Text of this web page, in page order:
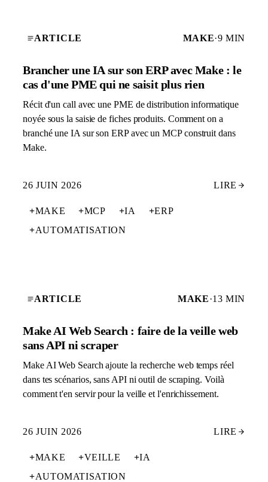
ARTICLE MAKE·9 MIN
Brancher une IA sur son ERP avec Make : le
cas d'une PME qui ne saisit plus rien
Récit d'un call avec une PME de distribution informatique
noyée sous la saisie de fiches produits. Comment on a
branché une IA sur son ERP avec un MCP construit dans
Make.
26 JUIN 2026 LIRE
+MAKE +MCP +IA +ERP
+AUTOMATISATION
ARTICLE MAKE·13 MIN
Make AI Web Search : faire de la veille web
sans API ni scraper
Make AI Web Search ajoute la recherche web temps réel
dans tes scénarios, sans API ni outil de scraping. Voilà
comment t'en servir pour la veille et l'enrichissement.
26 JUIN 2026 LIRE
+MAKE +VEILLE +IA
+AUTOMATISATION